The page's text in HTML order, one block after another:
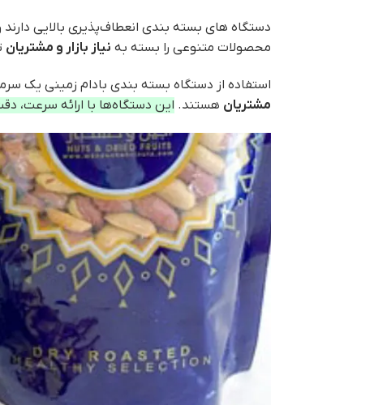
دستگاه های بسته بندی انعطاف‌پذیری بالایی دارند
محصولات متنوعی را بسته به نیاز بازار و مشتریان
استفاده از دستگاه بسته بندی بادام زمینی یک
مشتریان هستند. این دستگاه‌ها با ارائه سرعت،